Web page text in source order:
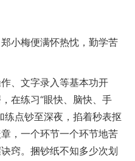
梅便满怀热忱，勤学苦
、文字录入等基本功开
在练习“眼快、脑快、手
练点钞至深夜，掐着秒表抠
，一个环节一个环节地苦
窍。捆钞纸不知多少次划